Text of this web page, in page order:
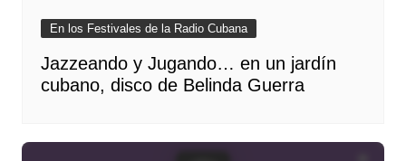
En los Festivales de la Radio Cubana
Jazzeando y Jugando… en un jardín
cubano, disco de Belinda Guerra